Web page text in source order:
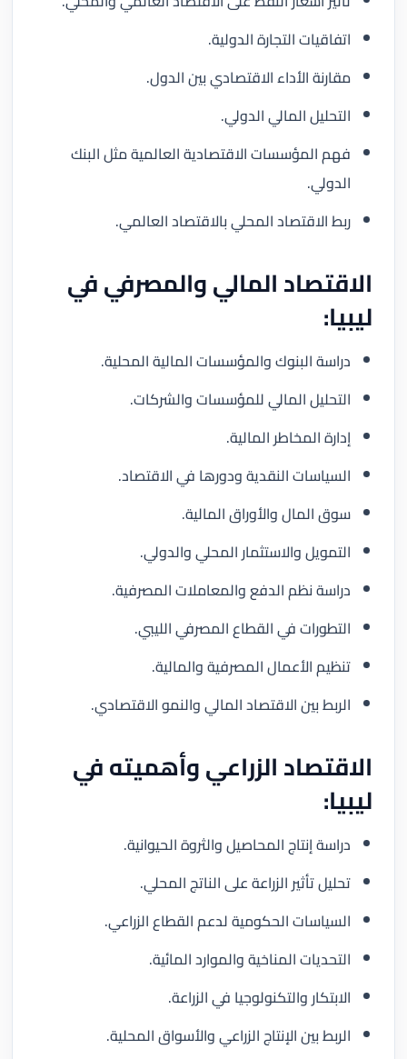
اتفاقيات التجارة الدولية.
مقارنة الأداء الاقتصادي بين الدول.
التحليل المالي الدولي.
فهم المؤسسات الاقتصادية العالمية مثل البنك
الدولي.
ربط الاقتصاد المحلي بالاقتصاد العالمي.
الاقتصاد المالي والمصرفي في
ليبيا:
دراسة البنوك والمؤسسات المالية المحلية.
التحليل المالي للمؤسسات والشركات.
إدارة المخاطر المالية.
السياسات النقدية ودورها في الاقتصاد.
سوق المال والأوراق المالية.
التمويل والاستثمار المحلي والدولي.
دراسة نظم الدفع والمعاملات المصرفية.
التطورات في القطاع المصرفي الليبي.
تنظيم الأعمال المصرفية والمالية.
الربط بين الاقتصاد المالي والنمو الاقتصادي.
الاقتصاد الزراعي وأهميته في
ليبيا:
دراسة إنتاج المحاصيل والثروة الحيوانية.
تحليل تأثير الزراعة على الناتج المحلي.
السياسات الحكومية لدعم القطاع الزراعي.
التحديات المناخية والموارد المائية.
الابتكار والتكنولوجيا في الزراعة.
الربط بين الإنتاج الزراعي والأسواق المحلية.